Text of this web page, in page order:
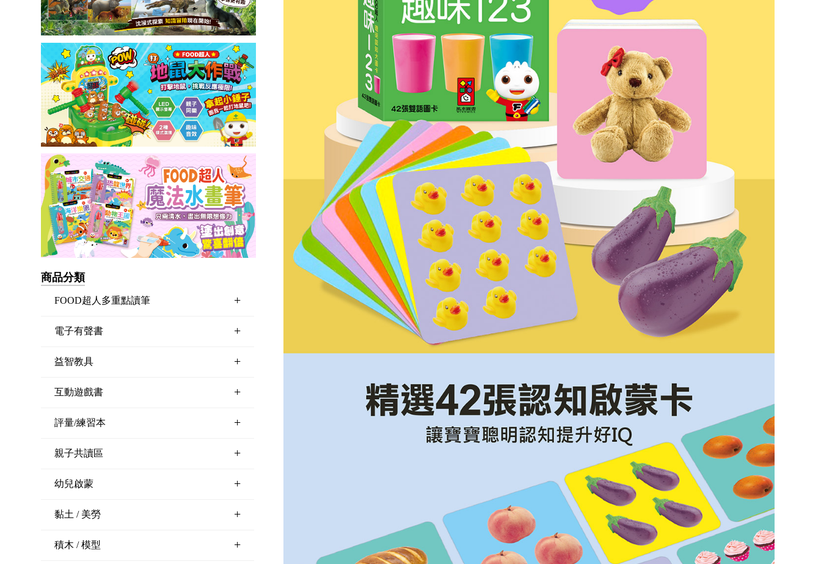
商品分類
FOOD超人多重點讀筆 +
電子有聲書 +
益智教具 +
互動遊戲書 +
評量/練習本 +
親子共讀區 +
幼兒啟蒙 +
黏土 / 美勞 +
積木 / 模型 +